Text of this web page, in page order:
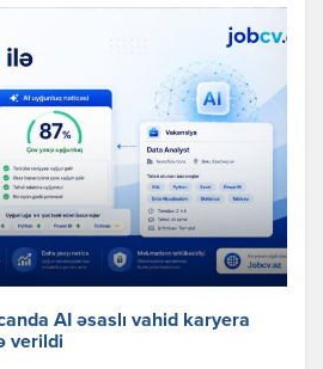
AI əsaslı vahid karyera
verildi